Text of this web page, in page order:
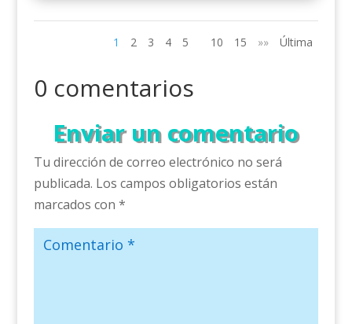
1 2 3 4 5 10 15 »» Última
0 comentarios
Enviar un comentario
Tu dirección de correo electrónico no será
publicada. Los campos obligatorios están
marcados con *